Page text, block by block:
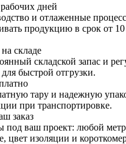
дней
и отлаженные
продукцию в срок от
складе
складской запас и
быстрой отгрузки.
тару и надежную
при транспортировке.
заказ
под ваш проект: любой
цвет изоляции и